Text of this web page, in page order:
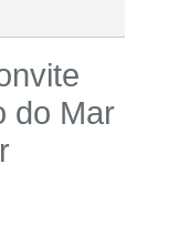
do Mar